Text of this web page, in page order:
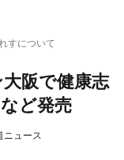
すについて
阪で健康志
ど発売
ニュース